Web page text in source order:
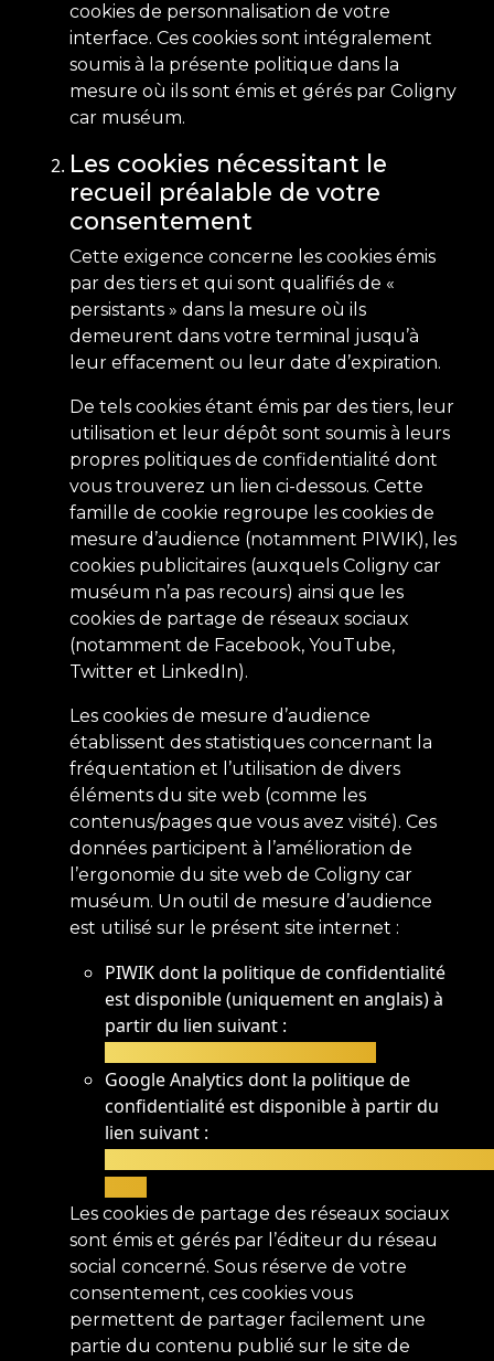
cookies de personnalisation de votre
interface. Ces cookies sont intégralement
soumis à la présente politique dans la
mesure où ils sont émis et gérés par Coligny
car muséum.
Les cookies nécessitant le
recueil préalable de votre
consentement
Cette exigence concerne les cookies émis
par des tiers et qui sont qualifiés de «
persistants » dans la mesure où ils
demeurent dans votre terminal jusqu’à
leur effacement ou leur date d’expiration.
De tels cookies étant émis par des tiers, leur
utilisation et leur dépôt sont soumis à leurs
propres politiques de confidentialité dont
vous trouverez un lien ci-dessous. Cette
famille de cookie regroupe les cookies de
mesure d’audience (notamment PIWIK), les
cookies publicitaires (auxquels Coligny car
muséum n’a pas recours) ainsi que les
cookies de partage de réseaux sociaux
(notamment de Facebook, YouTube,
Twitter et LinkedIn).
Les cookies de mesure d’audience
établissent des statistiques concernant la
fréquentation et l’utilisation de divers
éléments du site web (comme les
contenus/pages que vous avez visité). Ces
données participent à l’amélioration de
l’ergonomie du site web de Coligny car
muséum. Un outil de mesure d’audience
est utilisé sur le présent site internet :
PIWIK dont la politique de confidentialité
est disponible (uniquement en anglais) à
partir du lien suivant :
Google Analytics dont la politique de
confidentialité est disponible à partir du
lien suivant :
Les cookies de partage des réseaux sociaux
sont émis et gérés par l’éditeur du réseau
social concerné. Sous réserve de votre
consentement, ces cookies vous
permettent de partager facilement une
partie du contenu publié sur le site de